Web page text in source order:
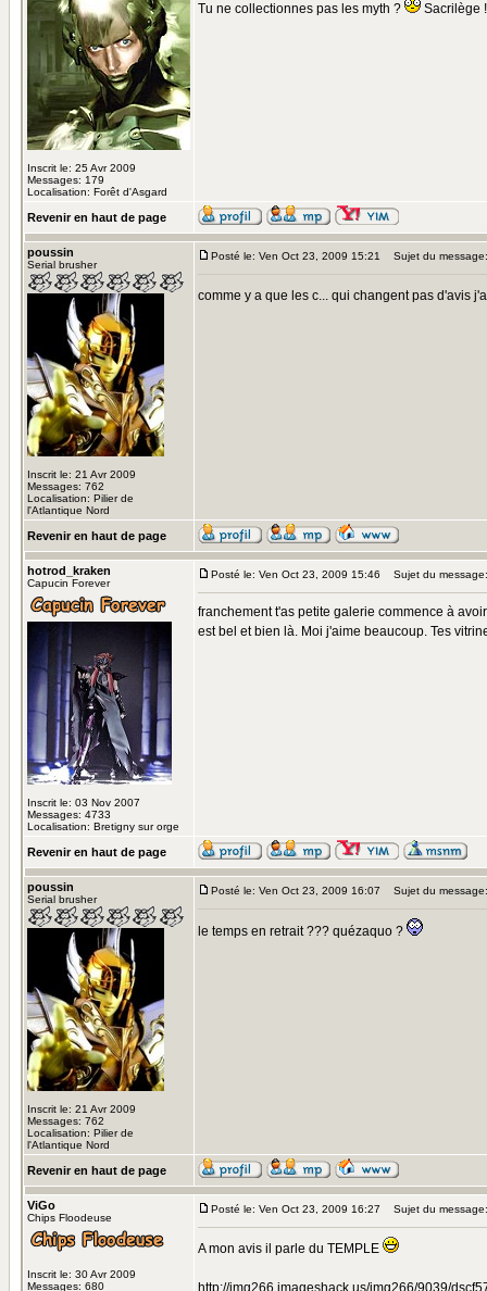
Inscrit le: 25 Avr 2009
Messages: 179
Localisation: Forêt d'Asgard
Tu ne collectionnes pas les myth ?
Sacrilège
Revenir en haut de page
poussin
Serial brusher
Inscrit le: 21 Avr 2009
Messages: 762
Localisation: Pilier de
l'Atlantique Nord
Posté le: Ven Oct 23, 2009 15:21 Sujet du message:
comme y a que les c... qui changent pas d'avis
Revenir en haut de page
hotrod_kraken
Capucin Forever
Inscrit le: 03 Nov 2007
Messages: 4733
Localisation: Bretigny sur orge
Posté le: Ven Oct 23, 2009 15:46 Sujet du message:
franchement t'as petite galerie commence à
est bel et bien là. Moi j'aime beaucoup. Tes
Revenir en haut de page
poussin
Serial brusher
Inscrit le: 21 Avr 2009
Messages: 762
Localisation: Pilier de
l'Atlantique Nord
Posté le: Ven Oct 23, 2009 16:07 Sujet du message:
le temps en retrait ??? quézaquo ?
Revenir en haut de page
ViGo
Chips Floodeuse
Inscrit le: 30 Avr 2009
Messages: 680
Posté le: Ven Oct 23, 2009 16:27 Sujet du message:
A mon avis il parle du TEMPLE
http://img266.imageshack.us/img266/9039/